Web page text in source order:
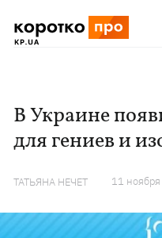
В Украине
для гениев и
ТАТЬЯНА НЕЧЕТ 11